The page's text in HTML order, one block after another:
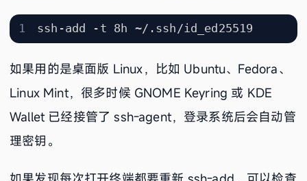
如果用的是桌面版 Linux，比如 Ubuntu、Fedora、
Linux Mint，很多时候 GNOME Keyring 或 KDE
Wallet 已经接管了 ssh-agent，登录系统后会自动管
理密钥。